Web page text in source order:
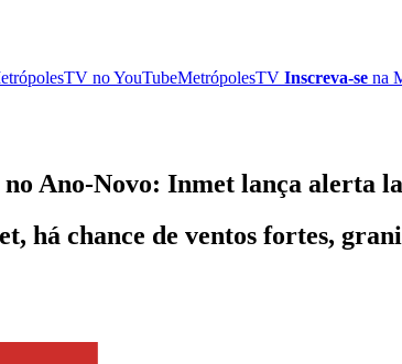
noYouTubeMetrópolesTV Inscreva-se na
no Ano-Novo: Inmet lança alerta
há chance de ventos fortes,